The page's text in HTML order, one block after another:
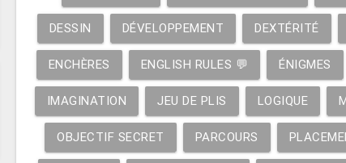
DESSIN DÉVELOPPEMENT DEXTÉRITÉ
ENCHÈRES ENGLISH RULES 💬 ÉNIGMES
IMAGINATION JEU DE PLIS LOGIQUE
OBJECTIF SECRET PARCOURS